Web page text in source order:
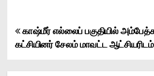
Pகாஷ்மீர் எல்லைப் பகுதியில்
கட்சியினர் சேலம் மாவட்ட